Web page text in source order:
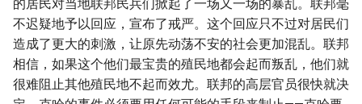
的居民对当地联邦民兵们掀起了一场又一场的暴乱。联邦毫
不迟疑地予以回应，宣布了戒严。这个回应只不过对居民们
造成了更大的刺激，让原先动荡不安的社会更加混乱。联邦
相信，如果这个他们最宝贵的殖民地都会起而叛乱，他们就
很难阻止其他殖民地不起而效尤。联邦的高层官员很快就决